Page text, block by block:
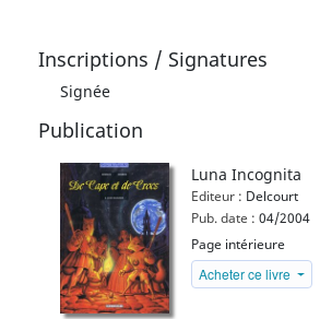
Inscriptions / Signatures
Signée
Publication
Luna Incognita
Editeur : Delcourt
Pub. date : 04/2004
Page intérieure
Acheter ce livre